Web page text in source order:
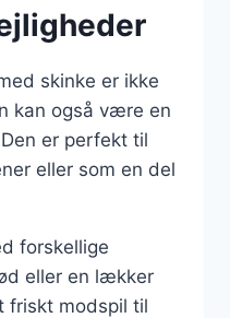
skinke er ikke
kan også være en
er perfekt til
eller som en del
forskellige
eller en lækker
friskt modspil til